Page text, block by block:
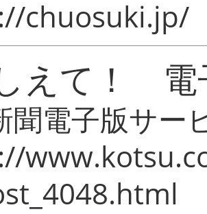
chuosuki.jp/
えて！ 電
聞電子版サー